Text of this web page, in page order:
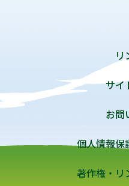
リ
サイ
お問
個人情報保
著作権・リ